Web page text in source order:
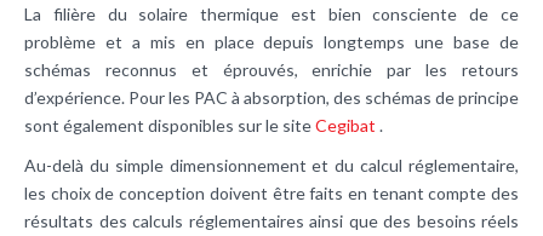
La filière du solaire thermique est bien consciente de ce
problème et a mis en place depuis longtemps une base de
schémas reconnus et éprouvés, enrichie par les retours
d’expérience. Pour les PAC à absorption, des schémas de principe
sont également disponibles sur le siteCegibat .
Au-delà du simple dimensionnement et du calcul réglementaire,
les choix de conception doivent être faits en tenant compte des
résultats des calculs réglementaires ainsi que des besoins réels